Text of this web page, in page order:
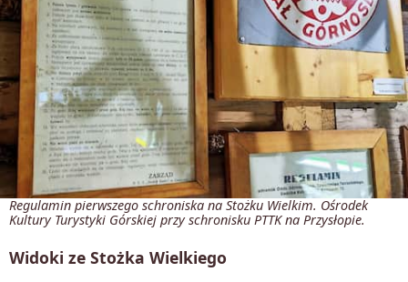
Regulamin pierwszego schroniska na Stożku Wielkim. Ośrodek
Kultury Turystyki Górskiej przy schronisku PTTK na Przysłopie.
Widoki ze Stożka Wielkiego